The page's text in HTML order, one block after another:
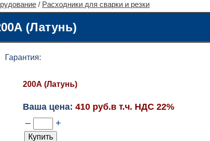
/ Расходники для сварки и резки
(Латунь)
200А (Латунь)
Ваша цена: 410 руб.в т.ч. НДС 22%
– +